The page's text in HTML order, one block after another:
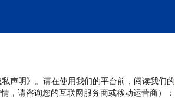
声明》。请在使用我们的平台前，阅读我们的
，请咨询您的互联网服务商或移动运营商）：